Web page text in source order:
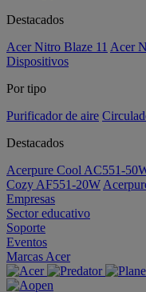
Destacados
Acer Nitro Blaze 11 Acer
Dispositivos
Por tipo
Purificador de aire
Destacados
Acerpure Cool AC551-
Cozy AF551-20W
Empresas
Sector educativo
Soporte
Eventos
Marcas Acer